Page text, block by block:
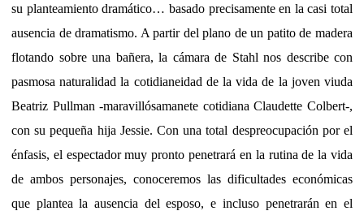
su planteamiento dramático… basado precisamente en la casi total
ausencia de dramatismo. A partir del plano de un patito de madera
flotando sobre una bañera, la cámara de Stahl nos describe con
pasmosa naturalidad la cotidianeidad de la vida de la joven viuda
Beatriz Pullman -maravillósamanete cotidiana Claudette Colbert-,
con su pequeña hija Jessie. Con una total despreocupación por el
énfasis, el espectador muy pronto penetrará en la rutina de la vida
de ambos personajes, conoceremos las dificultades económicas
que plantea la ausencia del esposo, e incluso penetrarán en el